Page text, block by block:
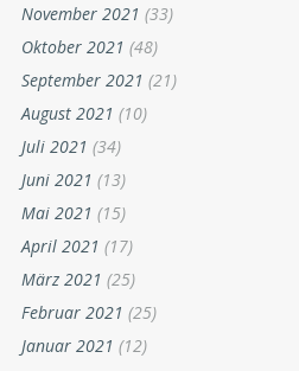
November 2021 (33)
Oktober 2021 (48)
September 2021 (21)
August 2021 (10)
Juli 2021 (34)
Juni 2021 (13)
Mai 2021 (15)
April 2021 (17)
März 2021 (25)
Februar 2021 (25)
Januar 2021 (12)